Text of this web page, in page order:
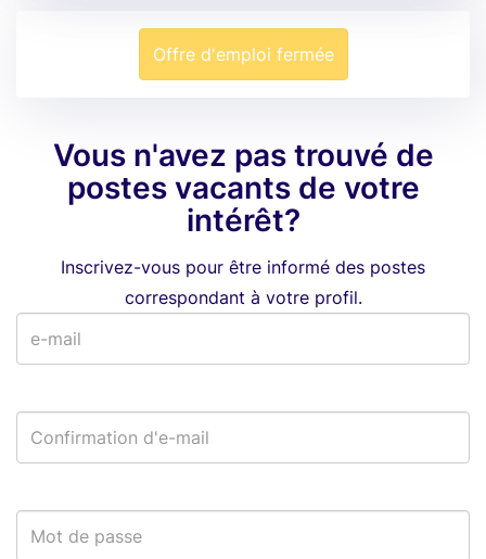
Offre d'emploi fermée
Vous n'avez pas trouvé de
postes vacants de votre
intérêt?
Inscrivez-vous pour être informé des postes
correspondant à votre profil.